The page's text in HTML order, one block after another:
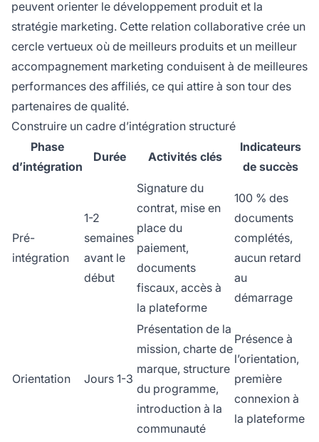
peuvent orienter le développement produit et la
stratégie marketing. Cette relation collaborative crée un
cercle vertueux où de meilleurs produits et un meilleur
accompagnement marketing conduisent à de meilleures
performances des affiliés, ce qui attire à son tour des
partenaires de qualité.
Construire un cadre d’intégration structuré
Phase
d’intégration
Durée Activités clés
Indicateurs
de succès
Pré-
intégration
1-2
semaines
avant le
début
Signature du
contrat, mise en
place du
paiement,
documents
fiscaux, accès à
la plateforme
100 % des
documents
complétés,
aucun retard
au
démarrage
Orientation Jours 1-3
Présentation de la
mission, charte de
marque, structure
du programme,
introduction à la
communauté
Présence à
l’orientation,
première
connexion à
la plateforme